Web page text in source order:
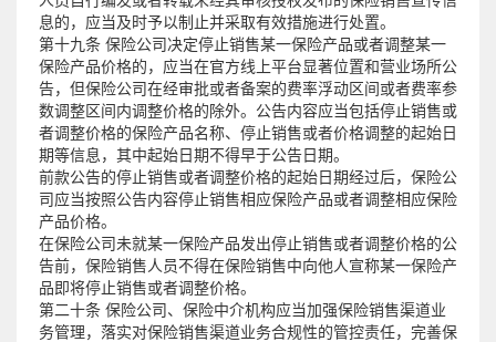
息的，应当及时予以制止并采取有效措施进行处置。
第十九条 保险公司决定停止销售某一保险产品或者调整某一
保险产品价格的，应当在官方线上平台显著位置和营业场所公
告，但保险公司在经审批或者备案的费率浮动区间或者费率参
数调整区间内调整价格的除外。公告内容应当包括停止销售或
者调整价格的保险产品名称、停止销售或者价格调整的起始日
期等信息，其中起始日期不得早于公告日期。
前款公告的停止销售或者调整价格的起始日期经过后，保险公
司应当按照公告内容停止销售相应保险产品或者调整相应保险
产品价格。
在保险公司未就某一保险产品发出停止销售或者调整价格的公
告前，保险销售人员不得在保险销售中向他人宣称某一保险产
品即将停止销售或者调整价格。
第二十条 保险公司、保险中介机构应当加强保险销售渠道业
务管理，落实对保险销售渠道业务合规性的管控责任，完善保